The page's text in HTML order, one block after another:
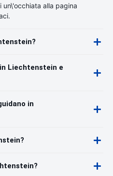
un\'occhiata alla pagina
Liechtenstein e
in